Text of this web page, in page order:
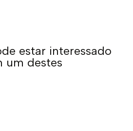
estar interessado
um destes